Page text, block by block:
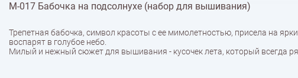
М-017 Бабочка на подсолнухе (набор для вышивания)
Трепетная бабочка, символ красоты с ее мимолетностью, присела на
воспарят в голубое небо.
Милый и нежный сюжет для вышивания - кусочек лета, который всегда